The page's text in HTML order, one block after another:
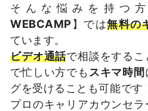
そんな悩みを持つ
WEBCAMP】では無料の
ています。
ビデオ通話で相談をする
で忙しい方でも スキマ時間
グを受けることも可能です
プロのキャリアカウンセ